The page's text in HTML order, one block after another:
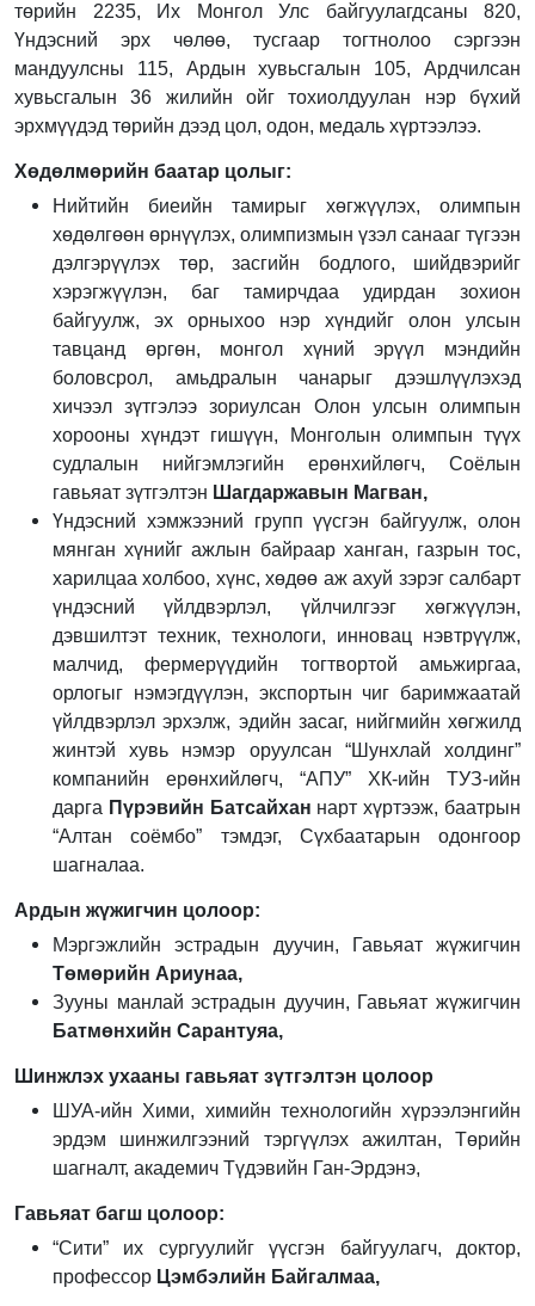
төрийн 2235, Их Монгол Улс байгуулагдсаны 820,
Үндэсний эрх чөлөө, тусгаар тогтнолоо сэргээн
мандуулсны 115, Ардын хувьсгалын 105, Ардчилсан
хувьсгалын 36 жилийн ойг тохиолдуулан нэр бүхий
эрхмүүдэд төрийн дээд цол, одон, медаль хүртээлээ.
Хөдөлмөрийн баатар цолыг:
Нийтийн биеийн тамирыг хөгжүүлэх, олимпын
хөдөлгөөн өрнүүлэх, олимпизмын үзэл санааг түгээн
дэлгэрүүлэх төр, засгийн бодлого, шийдвэрийг
хэрэгжүүлэн, баг тамирчдаа удирдан зохион
байгуулж, эх орныхоо нэр хүндийг олон улсын
тавцанд өргөн, монгол хүний эрүүл мэндийн
боловсрол, амьдралын чанарыг дээшлүүлэхэд
хичээл зүтгэлээ зориулсан Олон улсын олимпын
хорооны хүндэт гишүүн, Монголын олимпын түүх
судлалын нийгэмлэгийн ерөнхийлөгч, Соёлын
гавьяат зүтгэлтэн Шагдаржавын Магван,
Үндэсний хэмжээний групп үүсгэн байгуулж, олон
мянган хүнийг ажлын байраар ханган, газрын тос,
харилцаа холбоо, хүнс, хөдөө аж ахуй зэрэг салбарт
үндэсний үйлдвэрлэл, үйлчилгээг хөгжүүлэн,
дэвшилтэт техник, технологи, инновац нэвтрүүлж,
малчид, фермерүүдийн тогтвортой амьжиргаа,
орлогыг нэмэгдүүлэн, экспортын чиг баримжаатай
үйлдвэрлэл эрхэлж, эдийн засаг, нийгмийн хөгжилд
жинтэй хувь нэмэр оруулсан “Шунхлай холдинг”
компанийн ерөнхийлөгч, “АПУ” ХК-ийн ТУЗ-ийн
дарга Пүрэвийн Батсайхан нарт хүртээж, баатрын
“Алтан соёмбо” тэмдэг, Сүхбаатарын одонгоор
шагналаа.
Ардын жүжигчин цолоор:
Мэргэжлийн эстрадын дуучин, Гавьяат жүжигчин
Төмөрийн Ариунаа,
Зууны манлай эстрадын дуучин, Гавьяат жүжигчин
Батмөнхийн Сарантуяа,
Шинжлэх ухааны гавьяат зүтгэлтэн цолоор
ШУА-ийн Хими, химийн технологийн хүрээлэнгийн
эрдэм шинжилгээний тэргүүлэх ажилтан, Төрийн
шагналт, академич Түдэвийн Ган-Эрдэнэ,
Гавьяат багш цолоор:
“Сити” их сургуулийг үүсгэн байгуулагч, доктор,
профессор Цэмбэлийн Байгалмаа,